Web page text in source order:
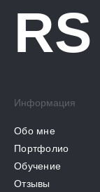
RS
Информация
Обо мне
Портфолио
Обучение
Отзывы